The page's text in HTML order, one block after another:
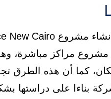
مراكز مباشرة،
كما أن هذه الطرق
بناءا على دراستها